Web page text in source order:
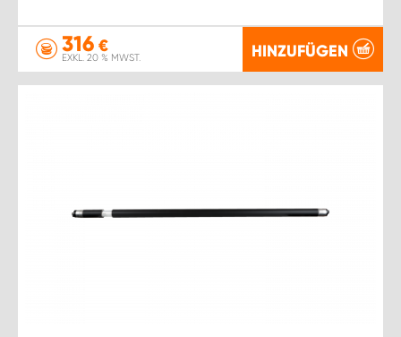
316 €
EXKL. 20 % MWST. HINZUFÜGEN